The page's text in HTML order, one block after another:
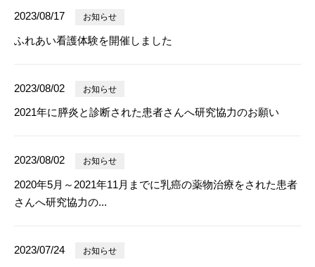
2023/08/17 お知らせ
ふれあい看護体験を開催しました
2023/08/02 お知らせ
2021年に膵炎と診断された患者さんへ研究協力のお願い
2023/08/02 お知らせ
2020年5月～2021年11月までに乳癌の薬物治療をされた患者
さんへ研究協力の...
2023/07/24 お知らせ